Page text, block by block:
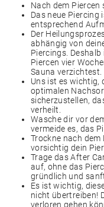
Nach dem Piercen
Das neue Piercing
entsprechend
Der
abhängig von
Piercings.
Piercen vier
Sauna verzichtest.
Uns ist es wichtig,
optimalen
sicherzustellen,
verheilt.
Wasche dir vor
vermeide es, das
Trockne nach
vorsichtig dein
Trage das After
auf, ohne das
gründlich und
Es ist wichtig,
nicht übertreiben!
verloren gehen